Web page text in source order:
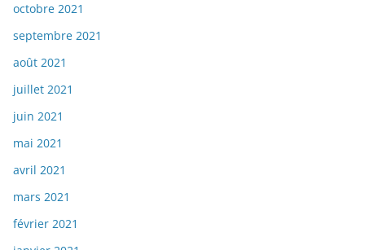
octobre 2021
septembre 2021
août 2021
juillet 2021
juin 2021
mai 2021
avril 2021
mars 2021
février 2021